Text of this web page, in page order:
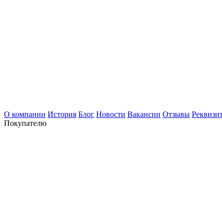
О компании История Блог Новости Вакансии Отзывы
Покупателю